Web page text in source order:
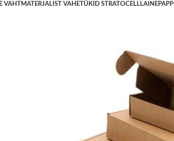
VAHTMATERJALIST VAHETÜKID STRATOCELL LAINEPAPP